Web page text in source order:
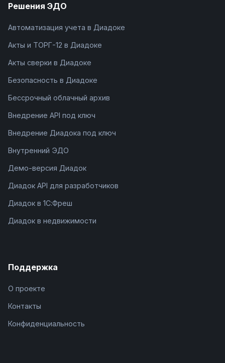
Решения ЭДО
Автоматизация учета в Диадоке
Акты и ТОРГ-12 в Диадоке
Акты сверки в Диадоке
Безопасность в Диадоке
Бессрочный облачный архив
Внедрение API под ключ
Внедрение Диадока под ключ
Внутренний ЭДО
Демо-версия Диадок
Диадок API для разработчиков
Диадок в 1С:Фреш
Диадок в недвижимости
Поддержка
О проекте
Контакты
Конфиденциальность